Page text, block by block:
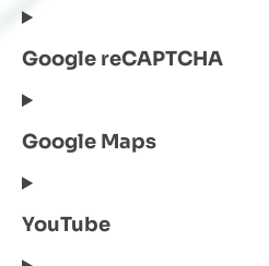
Google reCAPTCHA
Google Maps
YouTube